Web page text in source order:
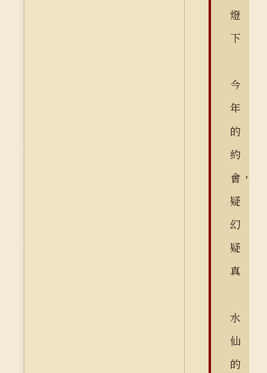
燈
下
今
年
的
約
會，
疑
幻
疑
真
水
仙
的